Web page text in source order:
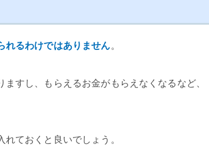
れるわけではありません。
すし、もらえるお金がもらえなくなるなど、
ておくと良いでしょう。